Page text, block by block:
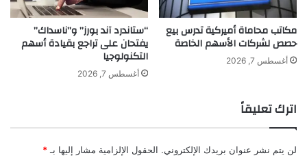
ي
ر
ا
ل
ه
ا
ل
ص
ة
مكاتب محاماة أميركية تدرس بيع
حصص لشركات الأسهم الخاصة
أغسطس 7, 2026
“ستاندرد آند بورز” و”ناسداك”
يفتحان على تراجع بقيادة أسهم
التكنولوجيا
أغسطس 7, 2026
اترك تعليقاً
لن يتم نشر عنوان بريدك الإلكتروني. الحقول الإلزامية مشار إليها بـ *